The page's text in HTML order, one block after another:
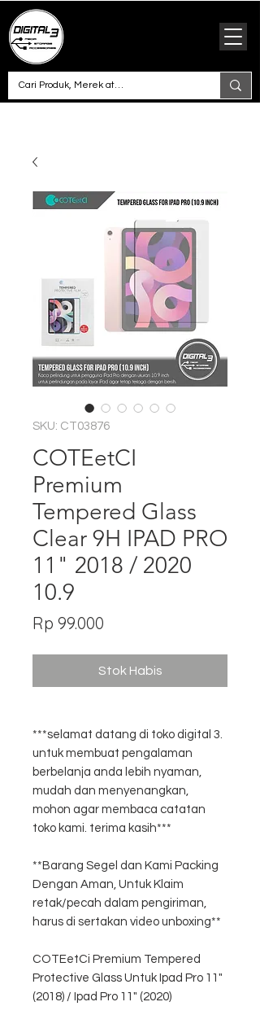
SKU: CT03876
COTEetCI
Premium
Tempered Glass
Clear 9H IPAD PRO
11" 2018 / 2020
10.9
Rp 99.000
Stok Habis
***selamat datang di toko digital 3.
untuk membuat pengalaman
berbelanja anda lebih nyaman,
mudah dan menyenangkan,
mohon agar membaca catatan
toko kami. terima kasih***
**Barang Segel dan Kami Packing
Dengan Aman, Untuk Klaim
retak/pecah dalam pengiriman,
harus di sertakan video unboxing**
COTEetCi Premium Tempered
Protective Glass Untuk Ipad Pro 11"
(2018) / Ipad Pro 11" (2020)